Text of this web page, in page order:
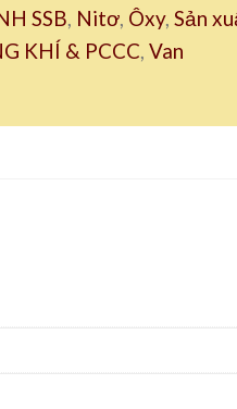
SSB Nitơ Ôxy, Sản
KHÍ & PCCC Van